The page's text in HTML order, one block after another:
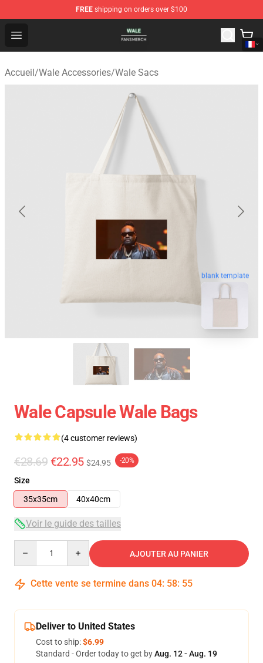
FREE shipping on orders over $100
Open menu
Wale Shop - Official Wale Merchandise Store
Accueil/Wale Accessories/Wale Sacs
blank template
Wale Capsule Wale Bags
(4 customer reviews)
€28.69 €22.95 $24.95 -20%
Size
35x35cm
40x40cm
Voir le guide des tailles
AJOUTER AU PANIER
Cette vente se termine dans 04: 58: 54
Deliver to United States
Cost to ship:$6.99
Standard - Order today to get byAug. 12 - Aug. 19